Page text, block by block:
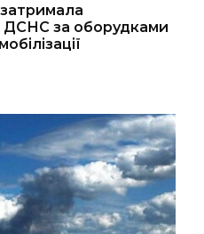
ДСНС за оборудками